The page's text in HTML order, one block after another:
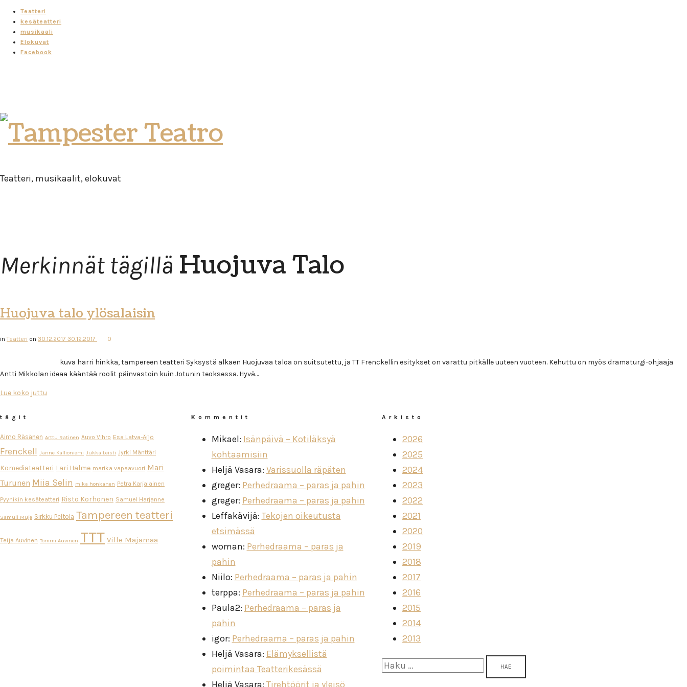
Teatteri
kesäteatteri
musikaali
Elokuvat
Facebook
Tampester
Teatro
Teatteri, musikaalit, elokuvat
Merkinnät tägillä Huojuva Talo
Huojuva talo ylösalaisin
inTeatteri on 30.12.2017 30.12.2017 0
kuva harri hinkka, tampereen teatteri Syksystä alkaen Huojuvaa taloa on suitsutettu, ja TT Frenckellin esitykset on varattu pitkälle uuteen vuoteen. Kehuttu on myös dramaturgi-ohjaaja
Antti Mikkolan ideaa kääntää roolit päinvastoin kuin Jotunin teoksessa. Hyvä…
Lue koko juttu
tägit
Aimo Räsänen Arttu Ratinen Auvo Vihro Esa Latva-Äijö
Frenckell Janne Kallioniemi Jukka Leisti Jyrki Mänttäri
Komediateatteri Lari Halme marika vapaavuori Mari
Turunen Miia Selin mika honkanen Petra Karjalainen
Pyynikin kesäteatteri Risto Korhonen Samuel Harjanne
Samuli Muje Sirkku Peltola Tampereen teatteri
Teija Auvinen Tommi Auvinen TTT Ville Majamaa
Kommentit
Mikael: Isänpäivä – Kotiläksyä
kohtaamisiin
Heljä Vasara: Varissuolla räpäten
greger: Perhedraama – paras ja pahin
greger: Perhedraama – paras ja pahin
Leffakävijä: Tekojen oikeutusta
etsimässä
woman: Perhedraama – paras ja
pahin
Niilo: Perhedraama – paras ja pahin
terppa: Perhedraama – paras ja pahin
Paula2: Perhedraama – paras ja
pahin
igor: Perhedraama – paras ja pahin
Heljä Vasara: Elämyksellistä
poimintaa Teatterikesässä
Heljä Vasara: Tirehtöörit ja yleisö
Arkisto
2026
2025
2024
2023
2022
2021
2020
2019
2018
2017
2016
2015
2014
2013
Haku: